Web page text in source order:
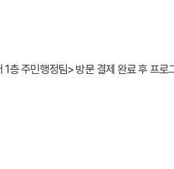
층 주민행정팀> 방문 결제 완료 후 프로